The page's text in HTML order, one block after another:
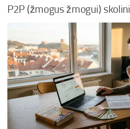
P2P (žmogus žmogui)